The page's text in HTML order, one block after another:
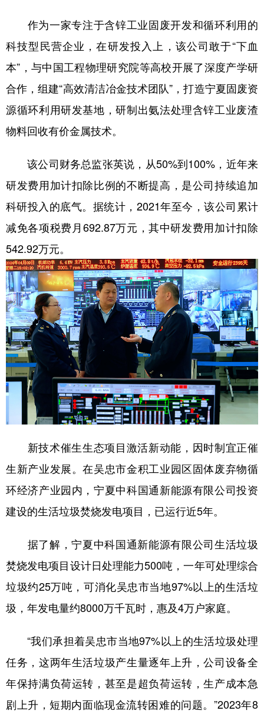
作为一家专注于含锌工业固废开发和循环利用的
科技型民营企业，在研发投入上，该公司敢于“下血
本”，与中国工程物理研究院等高校开展了深度产学研
合作，组建“高效清洁冶金技术团队”，打造宁夏固废资
源循环利用研发基地，研制出氨法处理含锌工业废渣
物料回收有价金属技术。
该公司财务总监张英说，从50%到100%，近年来
研发费用加计扣除比例的不断提高，是公司持续追加
科研投入的底气。据统计，2021年至今，该公司累计
减免各项税费月692.87万元，其中研发费用加计扣除
542.92万元。
新技术催生生态项目激活新动能，因时制宜正催
生新产业发展。在吴忠市金积工业园区固体废弃物循
环经济产业园内，宁夏中科国通新能源有限公司投资
建设的生活垃圾焚烧发电项目，已运行近5年。
据了解，宁夏中科国通新能源有限公司生活垃圾
焚烧发电项目设计日处理能力500吨，一年可处理综合
垃圾约25万吨，可消化吴忠市当地97%以上的生活垃
圾，年发电量约8000万千瓦时，惠及4万户家庭。
“我们承担着吴忠市当地97%以上的生活垃圾处理
任务，这两年生活垃圾产生量逐年上升，公司设备全
年保持满负荷运转，甚至是超负荷运转，生产成本急
剧上升，短期内面临现金流转困难的问题。”2023年8